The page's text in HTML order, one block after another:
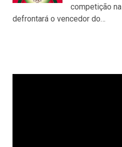
competição
defrontará o vencedor do…